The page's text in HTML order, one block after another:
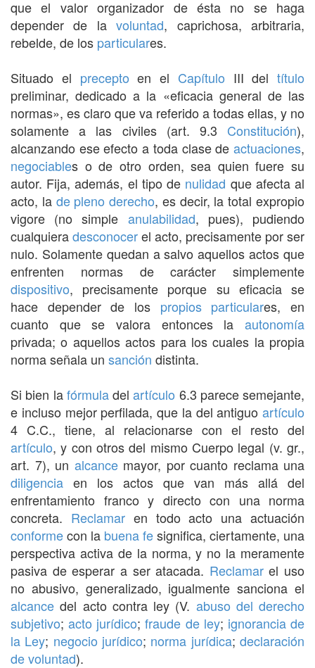
que el valor organizador de ésta no se haga
depender de lavoluntad, caprichosa, arbitraria,
rebelde, de los particulares.
Situado el precepto en el Capítulo III del título
preliminar, dedicado a la «eficacia general de las
normas», es claro que va referido a todas ellas, y no
solamente a las civiles (art. 9.3 Constitución),
alcanzando ese efecto a toda clase de actuaciones,
negociables o de otro orden, sea quien fuere su
autor. Fija, además, el tipo de nulidad que afecta al
acto, la de pleno derecho, es decir, la total expropio
vigore (no simple anulabilidad, pues), pudiendo
cualquieradesconocerel acto, precisamente por ser
nulo. Solamente quedan a salvo aquellos actos que
enfrenten normas de carácter simplemente
dispositivo, precisamente porque su eficacia se
hace depender de los propios particulares, en
cuanto que se valora entonces la autonomía
privada; o aquellos actos para los cuales la propia
norma señala un sanción distinta.
Si bien lafórmuladelartículo 6.3 parece semejante,
e incluso mejor perfilada, que la del antiguo artículo
4 C.C., tiene, al relacionarse con el resto del
artículo, y con otros del mismo Cuerpo legal (v. gr.,
art. 7), un alcancemayor, por cuanto reclama una
diligencia en los actos que van más allá del
enfrentamiento franco y directo con una norma
concreta. Reclamaren todo acto una actuación
conformecon la buena fesignifica, ciertamente, una
perspectiva activa de la norma, y no la meramente
pasiva de esperar a ser atacada. Reclamarel uso
no abusivo, generalizado, igualmente sanciona el
alcance del acto contra ley (V. abuso del derecho
subjetivo;acto jurídico;fraude de ley; ignorancia de
la Ley; negocio jurídico; norma jurídica;declaración
de voluntad).